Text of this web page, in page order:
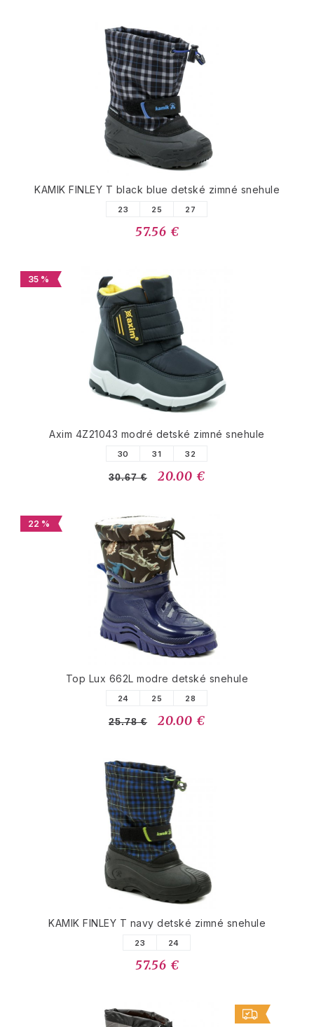
KAMIK FINLEY T black blue detské zimné snehule
23 25 27
57.56 €
35 %
Axim 4Z21043 modré detské zimné snehule
30 31 32
30.67 € 20.00 €
22 %
Top Lux 662L modre detské snehule
24 25 28
25.78 € 20.00 €
KAMIK FINLEY T navy detské zimné snehule
23 24
57.56 €